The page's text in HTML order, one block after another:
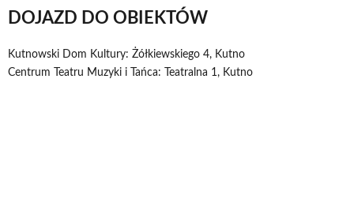
DOJAZD DO OBIEKTÓW
Kutnowski Dom Kultury: Żółkiewskiego 4, Kutno
Centrum Teatru Muzyki i Tańca: Teatralna 1, Kutno